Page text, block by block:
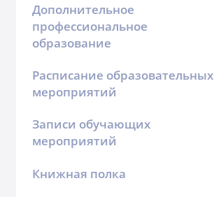
Дополнительное
профессиональное
образование
Расписание образовательных
мероприятий
Записи обучающих
мероприятий
Книжная полка